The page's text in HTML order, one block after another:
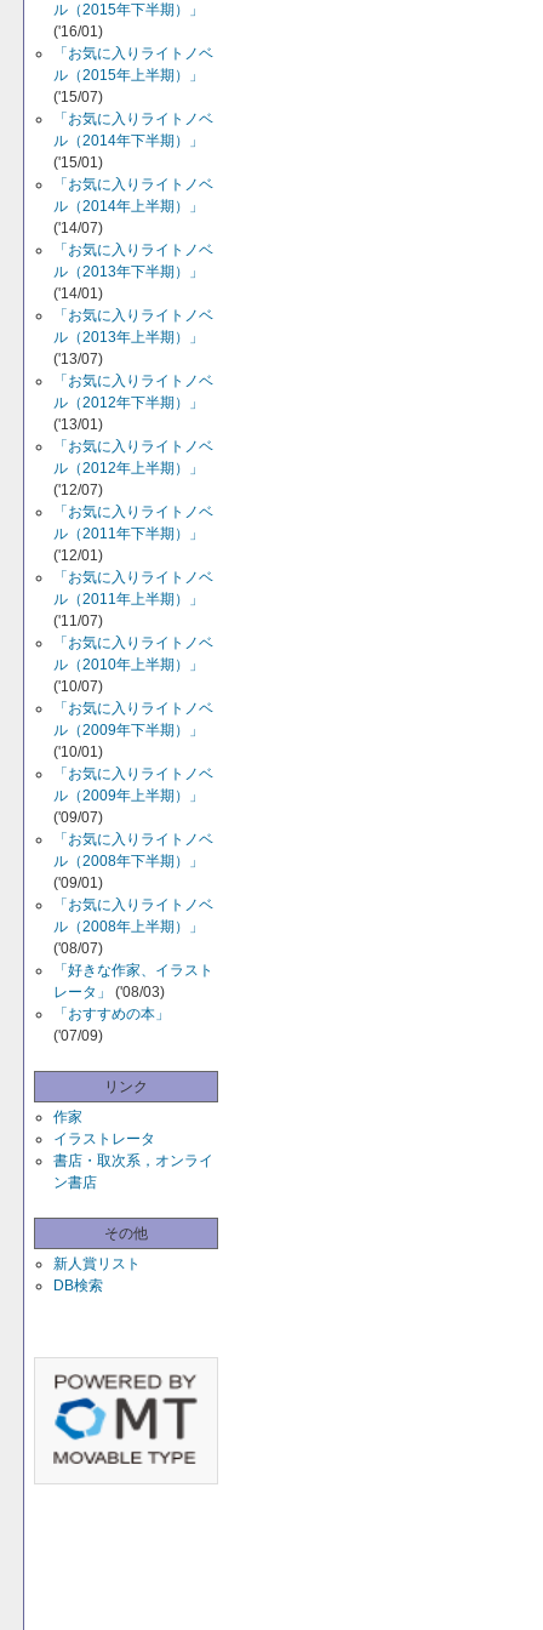
ル（2015年下半期）」
('16/01)
「お気に入りライトノベ
ル（2015年上半期）」
('15/07)
「お気に入りライトノベ
ル（2014年下半期）」
('15/01)
「お気に入りライトノベ
ル（2014年上半期）」
('14/07)
「お気に入りライトノベ
ル（2013年下半期）」
('14/01)
「お気に入りライトノベ
ル（2013年上半期）」
('13/07)
「お気に入りライトノベ
ル（2012年下半期）」
('13/01)
「お気に入りライトノベ
ル（2012年上半期）」
('12/07)
「お気に入りライトノベ
ル（2011年下半期）」
('12/01)
「お気に入りライトノベ
ル（2011年上半期）」
('11/07)
「お気に入りライトノベ
ル（2010年上半期）」
('10/07)
「お気に入りライトノベ
ル（2009年下半期）」
('10/01)
「お気に入りライトノベ
ル（2009年上半期）」
('09/07)
「お気に入りライトノベ
ル（2008年下半期）」
('09/01)
「お気に入りライトノベ
ル（2008年上半期）」
('08/07)
「好きな作家、イラスト
レータ」
('08/03)
「おすすめの本」
('07/09)
リンク
作家
イラストレータ
書店・取次系，オンライ
ン書店
その他
新人賞リスト
DB検索